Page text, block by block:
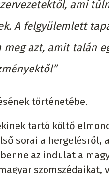
ami
A felgyülemlett
meg azt, amit talán
történetébe.
tartó költő
sorai a hergelésről,
az indulat a